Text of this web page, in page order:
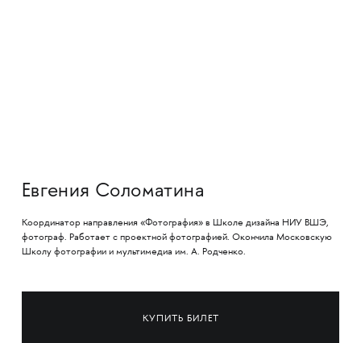
Евгения Соломатина
Координатор направления «Фотография» в Школе дизайна НИУ ВШЭ,
фотограф. Работает с проектной фотографией. Окончила Московскую
Школу фотографии и мультимедиа им. А. Родченко.
КУПИТЬ БИЛЕТ